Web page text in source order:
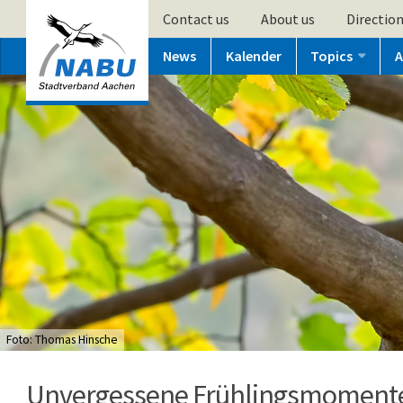
Contact us About us
News Kalender Topics
Foto: Thomas Hinsche
Unvergessene